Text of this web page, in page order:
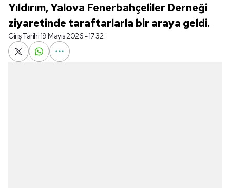
Yıldırım, Yalova Fenerbahçeliler Derneği
ziyaretinde taraftarlarla bir araya geldi.
Giriş Tarihi:19 Mayıs 2026 - 17:32